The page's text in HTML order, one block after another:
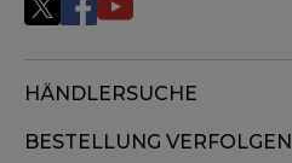
HÄNDLERSUCHE
BESTELLUNG VERFOLGEN